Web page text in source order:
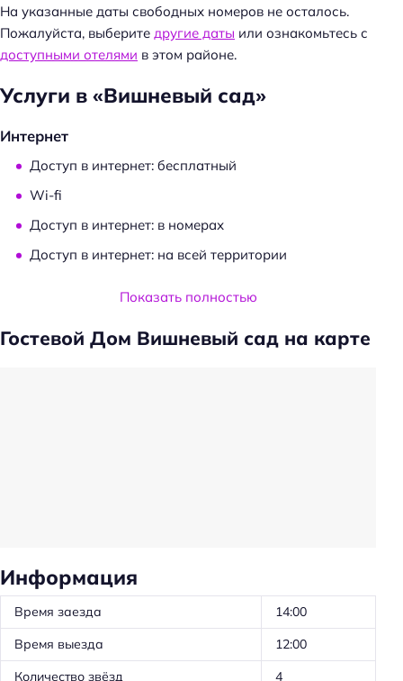
На указанные даты свободных номеров не осталось.
Пожалуйста, выберите другие даты или ознакомьтесь с
доступными отелями в этом районе.
Услуги в «Вишневый сад»
Интернет
Доступ в интернет: бесплатный
Wi-fi
Доступ в интернет: в номерах
Доступ в интернет: на всей территории
Услуги и удобства
Проживание с животными по запросу
Оборудование для кухни: плита
Оборудование для кухни: чайник
Оборудование для кухни: микроволновка
Показать полностью
Гостевой Дом Вишневый сад на карте
Информация
Время заезда
14:00
Время выезда
12:00
Количество звёзд
4